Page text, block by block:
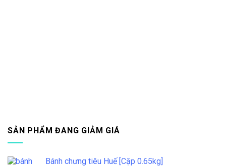
SẢN PHẨM ĐANG GIẢM GIÁ
Bánh chưng tiêu Huế [Cặp 0.65kg]